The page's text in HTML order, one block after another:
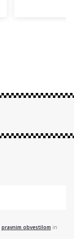
pravnim obvestilom in